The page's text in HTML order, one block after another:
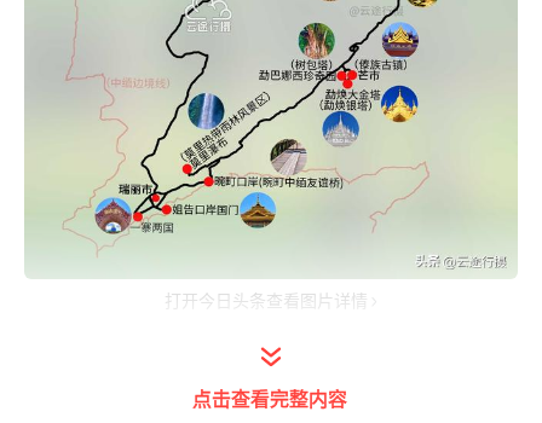
打开今日头条查看图片详情
点击查看完整内容